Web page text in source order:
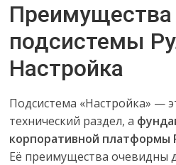
Преимущества
подсистемы
Настройка
Подсистема «Настройка» —
технический раздел, а
корпоративной платформы
Её преимущества очевидны